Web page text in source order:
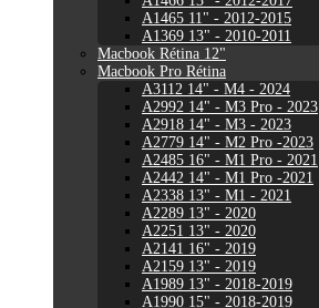
A1465 11" - 2012-2015
A1369 13" - 2010-2011
Macbook Rétina 12"
Macbook Pro Rétina
A3112 14" - M4 - 2024
A2992 14" - M3 Pro - 2023
A2918 14" - M3 - 2023
A2779 14" - M2 Pro -2023
A2485 16" - M1 Pro - 2021
A2442 14" - M1 Pro -2021
A2338 13" - M1 - 2021
A2289 13" - 2020
A2251 13" - 2020
A2141 16" - 2019
A2159 13" - 2019
A1989 13" - 2018-2019
A1990 15" - 2018-2019